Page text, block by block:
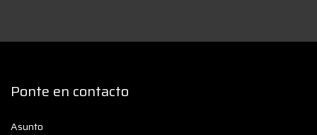
Ponte en contacto
Asunto